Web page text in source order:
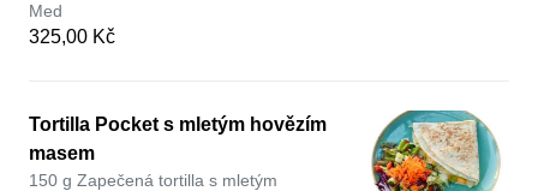
Med
325,00 Kč
Tortilla Pocket s mletým hovězím
masem
150 g Zapečená tortilla s mletým